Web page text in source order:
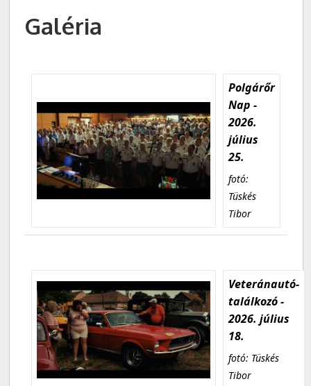
Galéria
Polgárőr
Nap -
2026.
július
25.
fotó:
Tüskés
Tibor
Veteránautó-
találkozó -
2026. július
18.
fotó: Tüskés
Tibor